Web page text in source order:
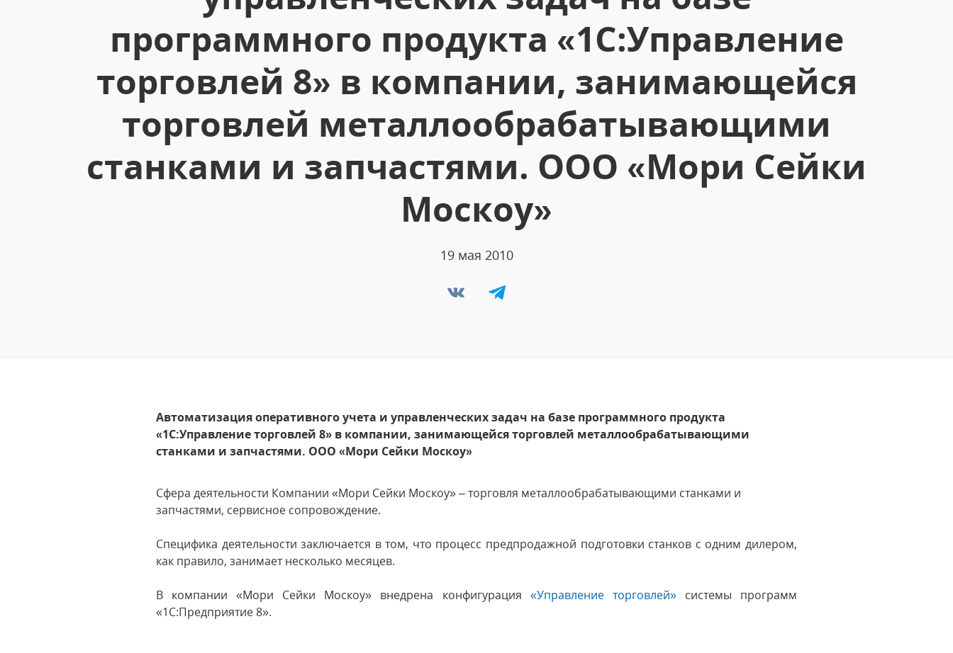
программного продукта «1С:Управление
торговлей 8» в компании, занимающейся
торговлей металлообрабатывающими
станками и запчастями. ООО «Мори Сейки
Москоу»
19 мая 2010
Автоматизация оперативного учета и управленческих задач на базе программного продукта
«1С:Управление торговлей 8» в компании, занимающейся торговлей металлообрабатывающими
станками и запчастями. ООО «Мори Сейки Москоу»
Сфера деятельности Компании «Мори Сейки Москоу» – торговля металлообрабатывающими станками и
запчастями, сервисное сопровождение.
Специфика деятельности заключается в том, что процесс предпродажной подготовки станков с одним дилером,
как правило, занимает несколько месяцев.
В компании «Мори Сейки Москоу» внедрена конфигурация «Управление торговлей»системы программ
«1С:Предприятие 8».